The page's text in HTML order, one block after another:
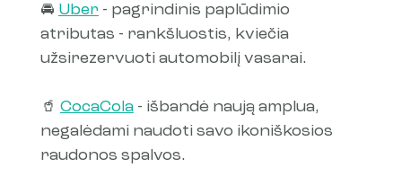
🚘 Uber - pagrindinis paplūdimio
atributas - rankšluostis, kviečia
užsirezervuoti automobilį vasarai.
🥤 CocaCola - išbandė naują amplua,
negalėdami naudoti savo ikoniškosios
raudonos spalvos.